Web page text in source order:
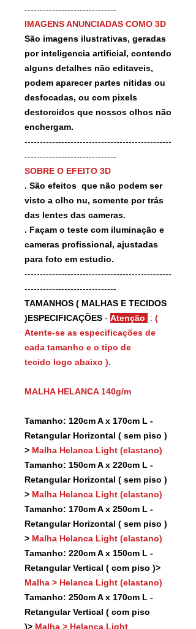
------------------------------
IMAGENS ANUNCIADAS COMO 3D
São imagens ilustrativas, geradas
por inteligencia artificial, contendo
alguns detalhes não editaveis,
podem aparecer partes nitidas ou
desfocadas, ou com pixels
destorcidos que nossos olhos não
enchergam.
------------------------------------------------
------------------------------
SOBRE O EFEITO 3D
. São efeitos que não podem ser
visto a olho nu, somente por trás
das lentes das cameras.
. Façam o teste com iluminação e
cameras profissional, ajustadas
para foto em estudio.
------------------------------------------------
------------------------------
TAMANHOS ( MALHAS E TECIDOS
)ESPECIFICAÇÕES - Atenção : (
Atente-se as especificações de
cada tamanho e o tipo de
tecido logo abaixo ).
MALHA HELANCA 140g/m
Tamanho: 120cm A x 170cm L -
Retangular Horizontal ( sem piso )
> Malha Helanca Light (elastano)
Tamanho: 150cm A x 220cm L -
Retangular Horizontal ( sem piso )
> Malha Helanca Light (elastano)
Tamanho: 170cm A x 250cm L -
Retangular Horizontal ( sem piso )
> Malha Helanca Light (elastano)
Tamanho: 220cm A x 150cm L -
Retangular Vertical ( com piso )>
Malha > Helanca Light (elastano)
Tamanho: 250cm A x 170cm L -
Retangular Vertical ( com piso
)> Malha > Helanca Light